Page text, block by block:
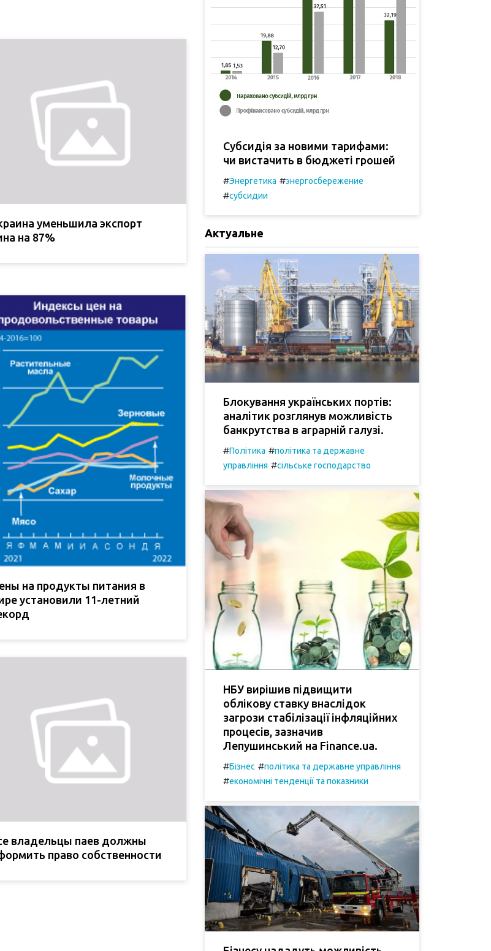
уменьшила экспорт
на 87%
на продукты питания в
установили 11-летний
владельцы паев должны
право собственности
Субсидія за новими тарифами:
чи вистачить в бюджеті грошей
#Энергетика #энергосбережение
#субсидии
Актуальне
Блокування українських портів:
аналітик розглянув можливість
банкрутства в аграрній галузі.
#Політика #політика та державне
управління #сільське господарство
НБУ вирішив підвищити
облікову ставку внаслідок
загрози стабілізації інфляційних
процесів, зазначив
Лепушинський на Finance.ua.
#Бізнес #політика та державне управління
#економічні тенденції та показники